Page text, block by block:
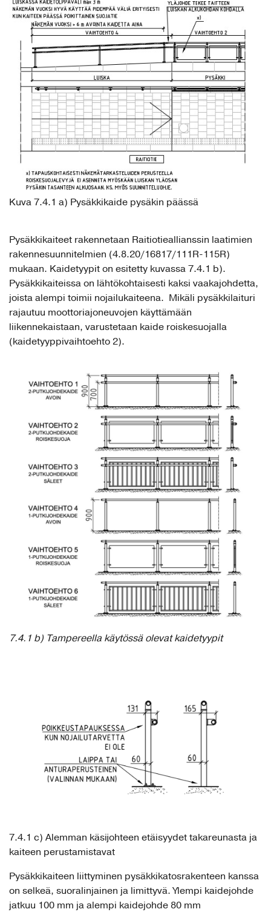
Kuva 7.4.1 a) Pysäkkikaide pysäkin päässä
Pysäkkikaiteet rakennetaan Raitiotieallianssin laatimien
rakennesuunnitelmien (4.8.20/16817/111R-115R)
mukaan. Kaidetyypit on esitetty kuvassa 7.4.1 b).
Pysäkkikaiteissa on lähtökohtaisesti kaksi vaakajohdetta,
joista alempi toimii nojailukaiteena. Mikäli pysäkkilaituri
rajautuu moottoriajoneuvojen käyttämään
liikennekaistaan, varustetaan kaide roiskesuojalla
(kaidetyyppivaihtoehto 2).
7.4.1 b) Tampereella käytössä olevat kaidetyypit
7.4.1 c) Alemman käsijohteen etäisyydet takareunasta ja
kaiteen perustamistavat
Pysäkkikaiteen liittyminen pysäkkikatosrakenteen kanssa
on selkeä, suoralinjainen ja limittyvä. Ylempi kaidejohde
jatkuu 100 mm ja alempi kaidejohde 80 mm